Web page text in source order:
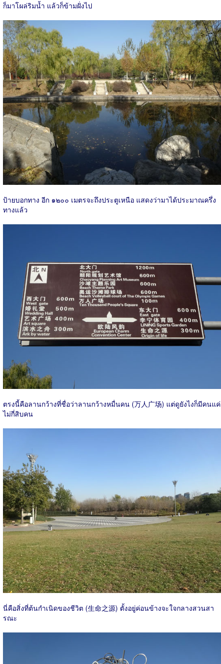
ก็มาโผล่ริมน้ำ แล้วก็ข้ามฝั่งไป
ป้ายบอกทาง อีก ๑๒๐๐ เมตรจะถึงประตูเหนือ แสดงว่ามาได้ประมาณครึ่ง
ทางแล้ว
ตรงนี้คือลานกว้างที่ชื่อว่าลานกว้างหมื่นคน (万人广场) แต่ดูยังไงก็มีคนแค่
ไม่กี่สิบคน
นี่คือสิ่งที่ต้นกำเนิดของชีวิต (生命之源) ตั้งอยู่ค่อนข้างจะใจกลางสวนสา
รณะ